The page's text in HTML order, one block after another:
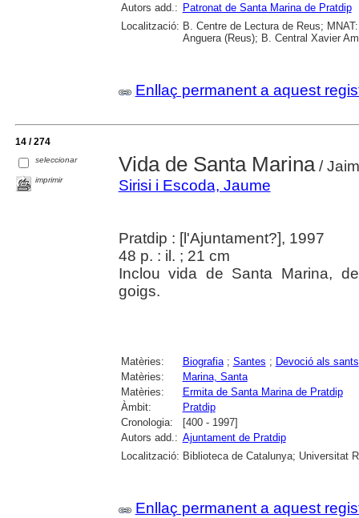
Autors add.: Patronat de Santa Marina de Pratdip
Localització: B. Centre de Lectura de Reus;
Anguera (Reus); B. Central Xavier
Enllaç permanent a aquest
14 / 274
seleccionar
imprimir
Vida de Santa Marina/
Sirisi i Escoda, Jaume
Pratdip : [l'Ajuntament?], 1997
48 p. : il. ; 21 cm
Inclou vida de Santa Marina,
goigs.
Matèries: Biografia; Santes ; Devoció als sants
Matèries:
Marina, Santa
Matèries:
Ermita de Santa Marina de Pratdip
Àmbit:
Pratdip
Cronologia:
[400 - 1997]
Autors add.: Ajuntament de Pratdip
Localització: Biblioteca de Catalunya; Universitat
Enllaç permanent a aquest